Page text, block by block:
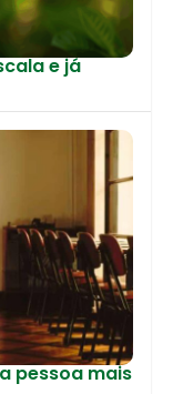
e já
pessoa mais